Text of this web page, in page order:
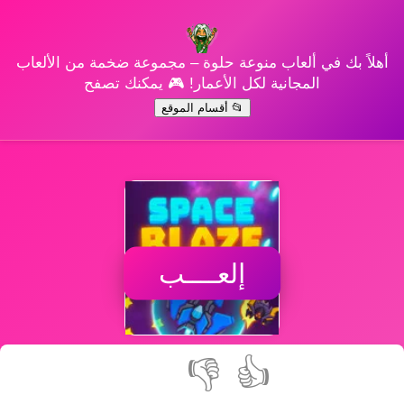
أهلاً بك في ألعاب منوعة حلوة – مجموعة ضخمة من الألعاب
المجانية لكل الأعمار! 🎮 يمكنك تصفح
📂 أقسام الموقع
إلعــــب
👍
👎